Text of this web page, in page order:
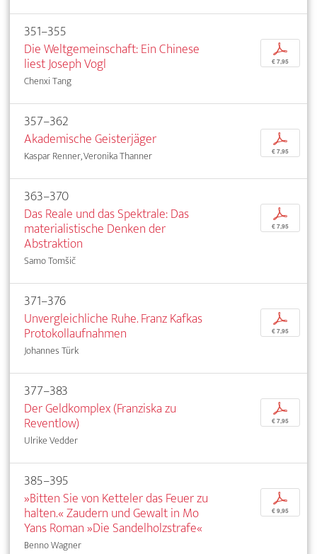
351–355
Die Weltgemeinschaft: Ein Chinese
liest Joseph Vogl
Chenxi Tang
p
€ 7,95
357–362
Akademische Geisterjäger
Kaspar Renner, Veronika Thanner
p
€ 7,95
363–370
Das Reale und das Spektrale: Das
materialistische Denken der
Abstraktion
Samo Tomšič
p
€ 7,95
371–376
Unvergleichliche Ruhe. Franz Kafkas
Protokollaufnahmen
Johannes Türk
p
€ 7,95
377–383
Der Geldkomplex (Franziska zu
Reventlow)
Ulrike Vedder
p
€ 7,95
385–395
»Bitten Sie von Ketteler das Feuer zu
halten.« Zaudern und Gewalt in Mo
Yans Roman »Die Sandelholzstrafe«
Benno Wagner
p
€ 9,95